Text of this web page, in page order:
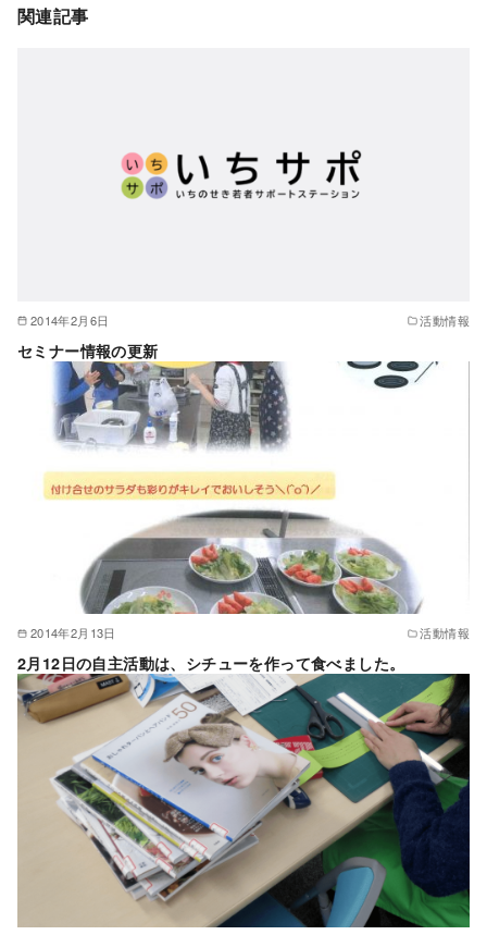
関連記事
2014年2月6日 活動情報
セミナー情報の更新
2014年2月13日 活動情報
2月12日の自主活動は、シチューを作って食べました。